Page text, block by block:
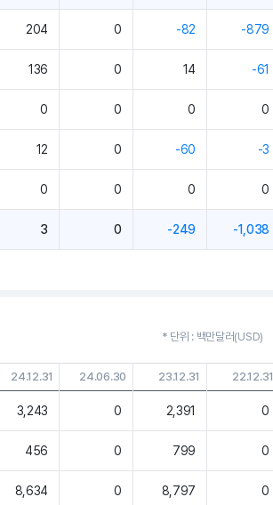
204 0 -82 -879
136 0 14 -61
0 0 0 0
12 0 -60 -3
0 0 0 0
3 0 -249 -1,038
* 단위 : 백만달러(USD)
24.12.31 24.06.30 23.12.31 22.12.31
3,243 0 2,391 0
456 0 799 0
8,634 0 8,797 0